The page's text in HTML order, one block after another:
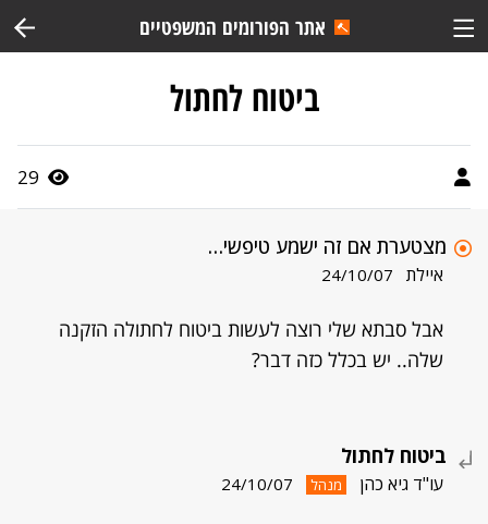
אתר הפורומים המשפטיים
ביטוח לחתול
29
מצטערת אם זה ישמע טיפשי…
איילת 24/10/07
אבל סבתא שלי רוצה לעשות ביטוח לחתולה הזקנה
שלה.. יש בכלל כזה דבר?
ביטוח לחתול
עו"ד גיא כהן מנהל 24/10/07